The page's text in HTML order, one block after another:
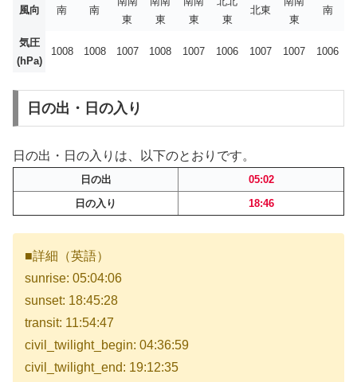
風向 南 南
東
東
東
東
北東
東
南
気圧
(hPa)
1008 1008 1007 1008 1007 1006 1007 1007 1006
日の出・日の入り
日の出・日の入りは、以下のとおりです。
日の出
05:02
日の入り
18:46
■詳細（英語）
sunrise: 05:04:06
sunset: 18:45:28
transit: 11:54:47
civil_twilight_begin: 04:36:59
civil_twilight_end: 19:12:35